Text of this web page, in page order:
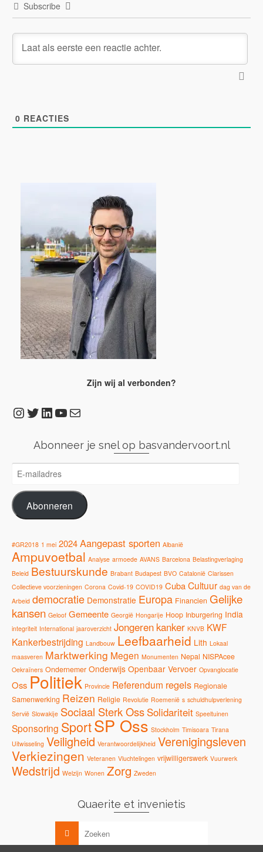
Subscribe
0 REACTIES
Zijn wij al verbonden?
Instagram
Twitter
LinkedIn
YouTube
E-mail
Abonneer je snel op basvandervoort.nl
E-
mailadres
Abonneren
#GR2018 1 mei 2024Aangepast sporten Albanië
Ampuvoetbal Analyse armoede AVANS Barcelona Belastingverlaging
Beleid Bestuurskunde Brabant Budapest BVO Catalonië Clarissen
Collectieve voorzieningen Corona Covid-19 COVID19 CubaCultuur dag van de
Arbeid democratie Demonstratie Europa Financien Gelijke
kansen Geloof Gemeente Georgië Hongarije Hoop Inburgering India
integriteit International jaaroverzicht Jongeren kanker KNVB KWF
Kankerbestrijding Landbouw Leefbaarheid Lith Lokaal
maasveren Marktwerking Megen Monumenten Nepal NISPAcee
Oekraïners Ondernemer Onderwijs Openbaar Vervoer Opvanglocatie
Oss Politiek Provincie Referendum regels Regionale
Samenwerking Reizen Religie Revolutie Roemenië s schuldhulpverlening
Servië Slowakije Sociaal Sterk Oss Solidariteit Speeltuinen
Sponsoring SportSP Oss Stockholm Timisoara Tirana
Uitwisseling Veiligheid Verantwoordelijkheid Verenigingsleven
Verkiezingen Veteranen Vluchtelingen vrijwilligerswerk Vuurwerk
Wedstrijd Welzijn Wonen Zorg Zweden
Quaerite et invenietis